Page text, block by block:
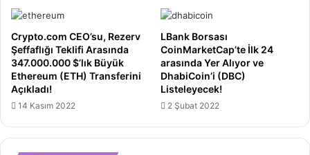
Crypto.com CEO’su, Rezerv
Şeffaflığı Teklifi Arasında
347.000.000 $’lık Büyük
Ethereum (ETH) Transferini
Açıkladı!
14 Kasım 2022
LBank Borsası
CoinMarketCap’te İlk 24
arasında Yer Alıyor ve
DhabiCoin’i (DBC)
Listeleyecek!
2 Şubat 2022